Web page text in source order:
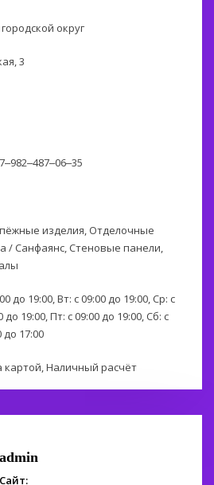
округ
3
изделия, Отделочные
/ Санфаянс, Стеновые панели,
до 19:00, Вт: с 09:00 до 19:00, Ср: с
до 19:00, Пт: с 09:00 до 19:00, Сб: с
до 17:00
картой, Наличный расчёт
admin
Сайт: